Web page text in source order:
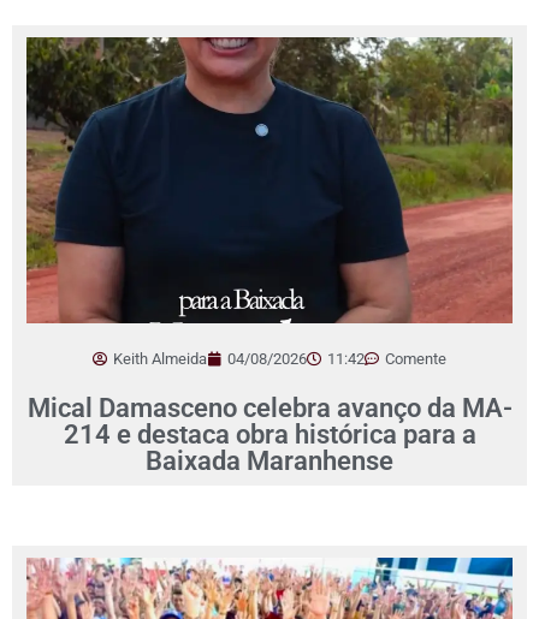
Keith Almeida 04/08/2026 11:42 Comente
Mical Damasceno celebra avanço da MA-
214 e destaca obra histórica para a
Baixada Maranhense